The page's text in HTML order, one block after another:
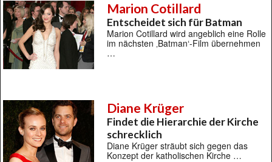
Marion Cotillard
Entscheidet sich für Batman
Marion Cotillard wird angeblich eine Rolle
im nächsten ‚Batman‘-Film übernehmen
…
Diane Krüger
Findet die Hierarchie der Kirche
schrecklich
Diane Krüger sträubt sich gegen das
Konzept der katholischen Kirche …